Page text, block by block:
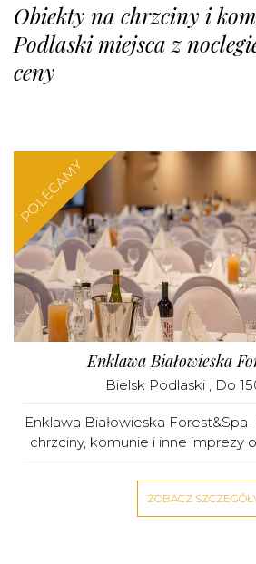
Obiekty na chrzciny i
Podlaski miejsca z
ceny
POLECAMY
Enklawa Białowieska
Bielsk Podlaski , Do
Enklawa Białowieska
chrzciny, komunie i inne imprezy
ZOBACZ